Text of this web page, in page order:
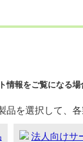
情報をご覧になる場
品を選択して、
法人向けサ